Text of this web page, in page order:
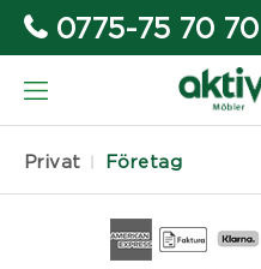
0775-75 70 70
Privat Företag